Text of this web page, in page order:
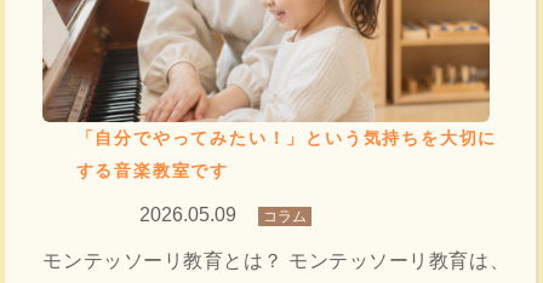
「自分でやってみたい！」という気持ちを大切に
する音楽教室です
2026.05.09 コラム
モンテッソーリ教育とは？ モンテッソーリ教育は、